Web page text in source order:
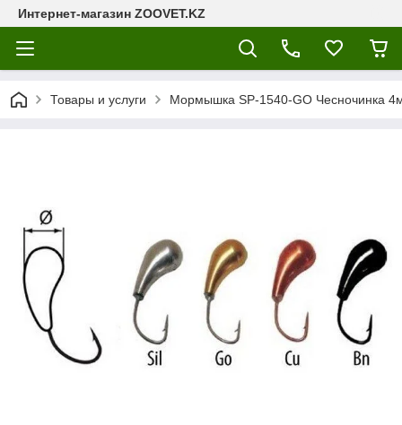
Интернет-магазин ZOOVET.KZ
Товары и услуги Мормышка SP-1540-GO Чесночинка